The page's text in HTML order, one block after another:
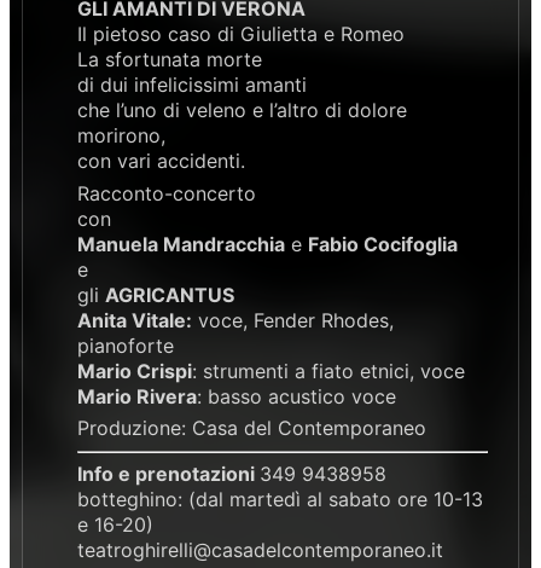
GLI AMANTI DI VERONA
Il pietoso caso di Giulietta e Romeo
La sfortunata morte
di dui infelicissimi amanti
che l’uno di veleno e l’altro di dolore
morirono,
con vari accidenti.
Racconto-concerto
con
Manuela Mandracchia e Fabio Cocifoglia
e
gli AGRICANTUS
Anita Vitale: voce, Fender Rhodes,
pianoforte
Mario Crispi: strumenti a fiato etnici, voce
Mario Rivera: basso acustico voce
Produzione: Casa del Contemporaneo
Info e prenotazioni 349 9438958
botteghino: (dal martedì al sabato ore 10-13
e 16-20)
teatroghirelli@casadelcontemporaneo.it